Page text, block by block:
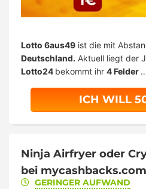
Lotto 6aus49 ist die mit
Deutschland. Aktuell liegt der
Lotto24 bekommt ihr 4 Felder
ICH WILL
Ninja Airfryer oder
bei
GERINGER AUFWAND